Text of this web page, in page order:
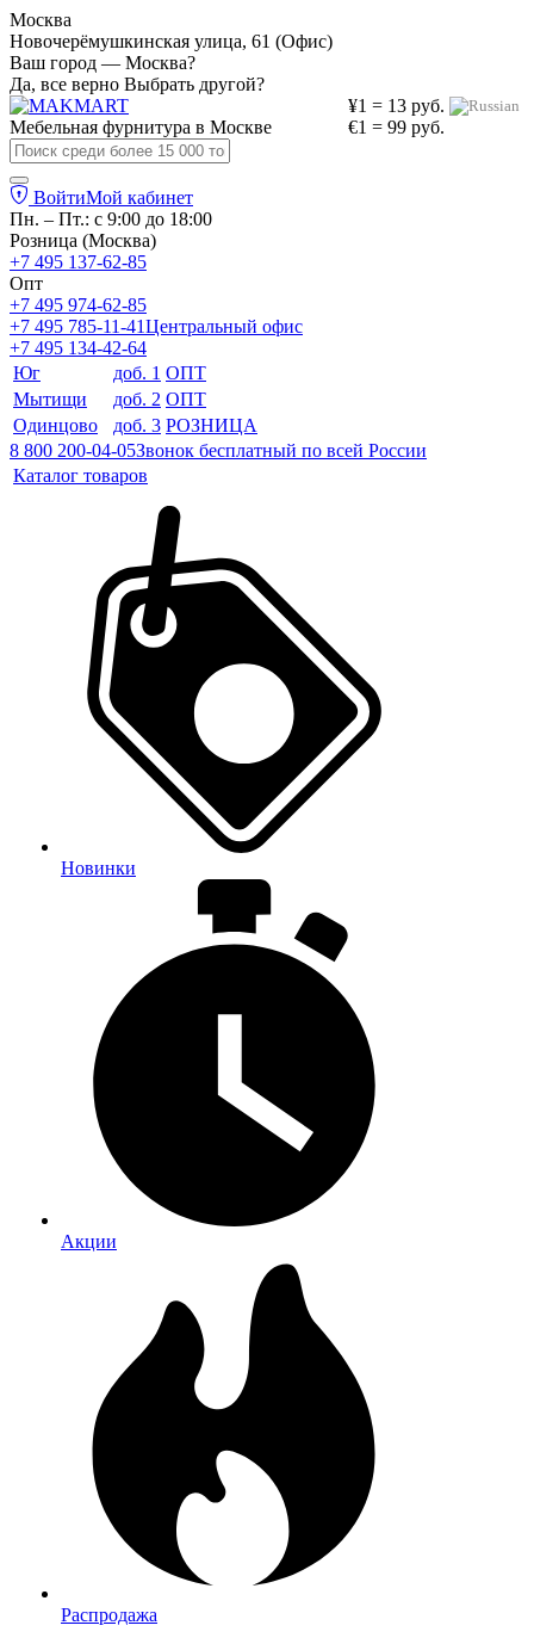
Москва
Новочерёмушкинская улица, 61 (Офис)
Ваш город — Москва?
Да, все верно Выбрать другой?
¥1 = 13 руб.
€1 = 99 руб.
Мебельная фурнитура в Москве
ВойтиМой кабинет
Пн. – Пт.: с 9:00 до 18:00
Розница (Москва)
+7 495 137-62-85
Опт
+7 495 974-62-85
+7 495 785-11-41Центральный офис
+7 495 134-42-64
Юг
доб. 1 ОПТ
Мытищи
доб. 2 ОПТ
Одинцово
доб. 3 РОЗНИЦА
8 800 200-04-05Звонок бесплатный по всей России
Каталог товаров
Новинки
Акции
Распродажа